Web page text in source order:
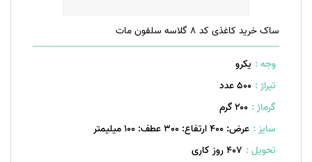
ساک خرید کاغذی کد 8 گلاسه سلفون مات
وجه : یکرو
تیراژ : 500 عدد
گرماژ : ۲۰۰ گرم
سایز : عرض: 400 ارتفاع: 300 عطف: 100 میلیمتر
تحویل : 407 روز کاری